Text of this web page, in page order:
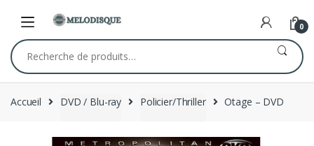
navigation
content
0
Recherche
pour :
Accueil DVD / Blu-ray Policier/Thriller Otage – DVD